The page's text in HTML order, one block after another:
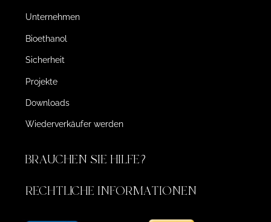
Unternehmen
Bioethanol
Sicherheit
Projekte
Downloads
Wiederverkäufer werden
BRAUCHEN SIE HILFE?
RECHTLICHE INFORMATIONEN